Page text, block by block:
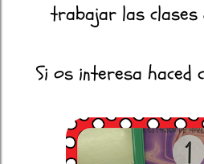
trabajar las clases
Si os interesa haced